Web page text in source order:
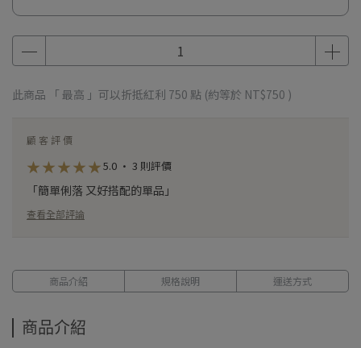
此商品 「 最高 」可以折抵紅利 750 點 (約等於 NT$750 )
顧客評價
★
★★
★★
★★
★★
★5.0 · 3 則評價
「簡單俐落 又好搭配的單品」
查看全部評論
商品介紹 規格說明 運送方式
商品介紹